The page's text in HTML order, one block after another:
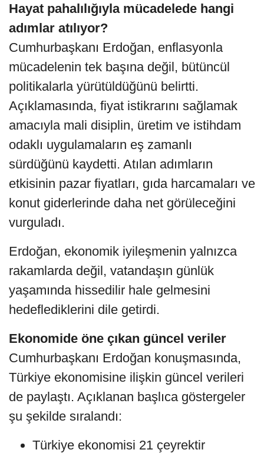
Hayat pahalılığıyla mücadelede hangi
adımlar atılıyor?
Cumhurbaşkanı Erdoğan, enflasyonla
mücadelenin tek başına değil, bütüncül
politikalarla yürütüldüğünü belirtti.
Açıklamasında, fiyat istikrarını sağlamak
amacıyla mali disiplin, üretim ve istihdam
odaklı uygulamaların eş zamanlı
sürdüğünü kaydetti. Atılan adımların
etkisinin pazar fiyatları, gıda harcamaları ve
konut giderlerinde daha net görüleceğini
vurguladı.
Erdoğan, ekonomik iyileşmenin yalnızca
rakamlarda değil, vatandaşın günlük
yaşamında hissedilir hale gelmesini
hedeflediklerini dile getirdi.
Ekonomide öne çıkan güncel veriler
Cumhurbaşkanı Erdoğan konuşmasında,
Türkiye ekonomisine ilişkin güncel verileri
de paylaştı. Açıklanan başlıca göstergeler
şu şekilde sıralandı:
Türkiye ekonomisi 21 çeyrektir